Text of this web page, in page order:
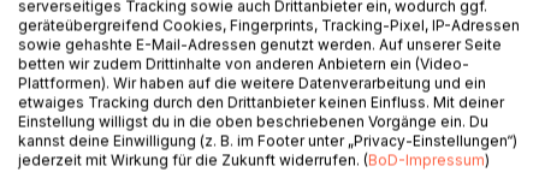
Hypnosesitzung zusammen. Alle Texte können sowohl von
Anfängern als auch von fortgeschrittenen Hypnotiseuren
sofort eingesetzt werden. Die Suggestionstexte sind so
geschrieben, dass sie bequem abgelesen werden können.
Gerne können Sie als Hypnotiseur/in auch Ihre eigenen
Suggestionen ergänzen oder die Texte für die Arbeit mit
Ihren Klienten überarbeiten und anpassen. Alle Hypnosen,
serverseitiges Tracking sowie auch Drittanbieter ein, wodurch ggf.
geräteübergreifend Cookies, Fingerprints, Tracking-Pixel, IP-Adressen
sowie gehashte E-Mail-Adressen genutzt werden. Auf unserer Seite
betten wir zudem Drittinhalte von anderen Anbietern ein (Video-
Plattformen). Wir haben auf die weitere Datenverarbeitung und ein
etwaiges Tracking durch den Drittanbieter keinen Einfluss. Mit deiner
Einstellung willigst du in die oben beschriebenen Vorgänge ein. Du
kannst deine Einwilligung (z. B. im Footer unter „Privacy-Einstellungen“)
jederzeit mit Wirkung für die Zukunft widerrufen. (BoD-Impressum)